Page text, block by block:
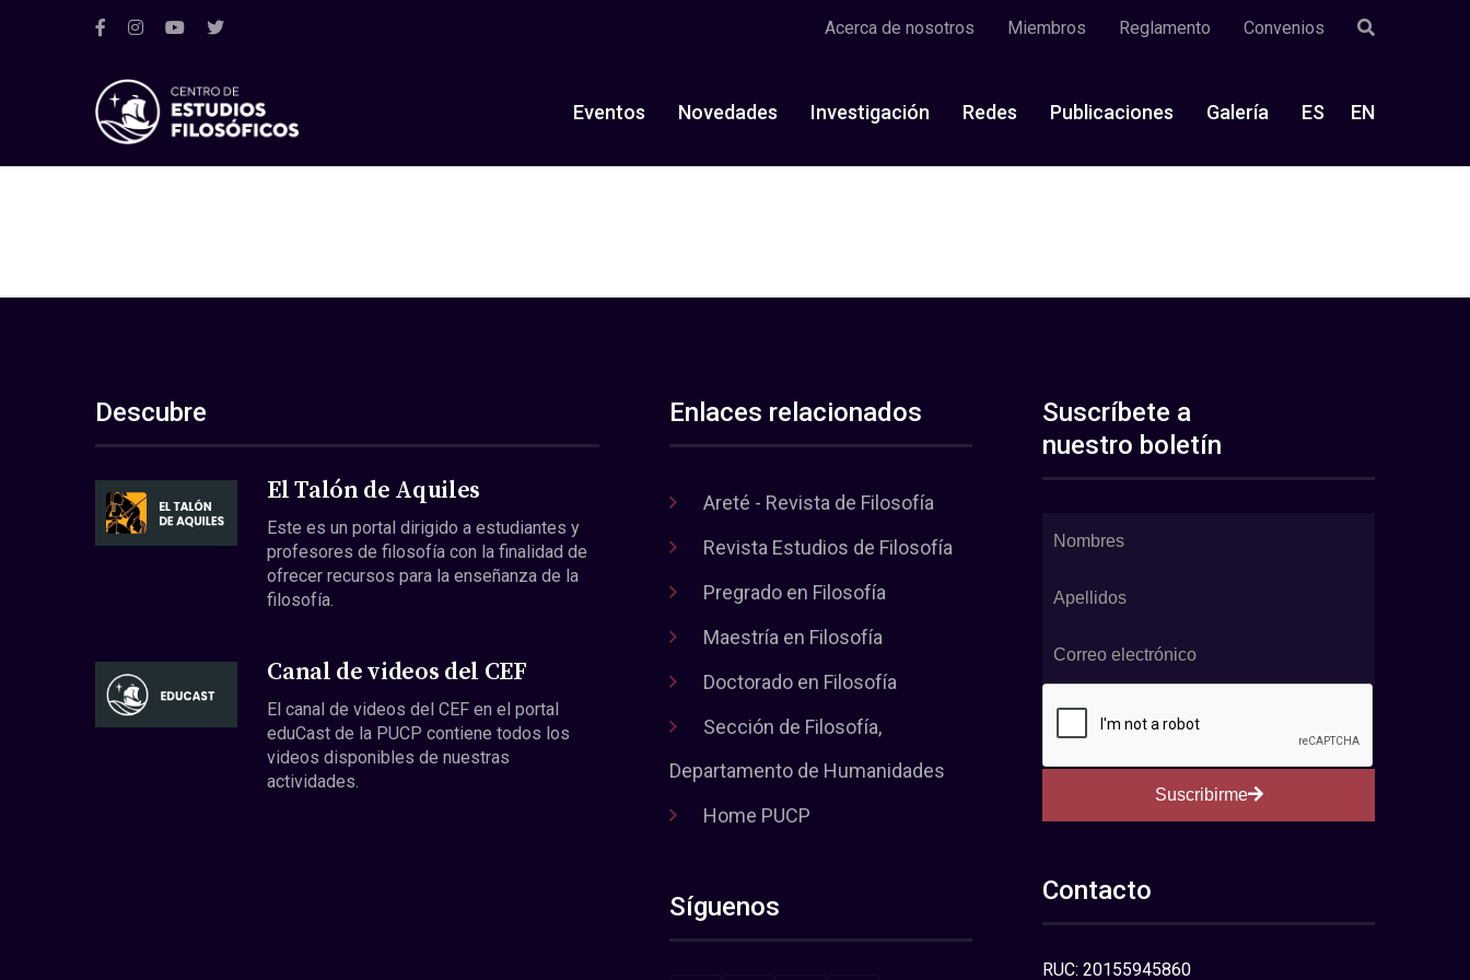
Acerca de nosotros Miembros Reglamento Convenios
Eventos Novedades Investigación Redes Publicaciones Galería ES EN
Descubre
El Talón de Aquiles
Este es un portal dirigido a estudiantes y
profesores de filosofía con la finalidad de
ofrecer recursos para la enseñanza de la
filosofía.
Canal de videos del CEF
El canal de videos del CEF en el portal
eduCast de la PUCP contiene todos los
videos disponibles de nuestras
actividades.
Enlaces relacionados
Areté - Revista de Filosofía
Revista Estudios de Filosofía
Pregrado en Filosofía
Maestría en Filosofía
Doctorado en Filosofía
Sección de Filosofía,
Departamento de Humanidades
Home PUCP
Síguenos
Suscríbete a
nuestro boletín
Suscribirme
Contacto
RUC: 20155945860